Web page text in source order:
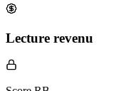
Lecture revenu